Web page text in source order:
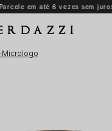
Parcele em até 6 vezes sem juros
Micrologo